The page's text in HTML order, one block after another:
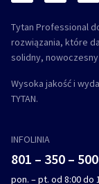
Tytan Professional
rozwiązania, które
solidny,
Wysoka jakość i
TYTAN.
INFOLINIA
801 – 350 – 500
pon. – pt. od 8:00 do